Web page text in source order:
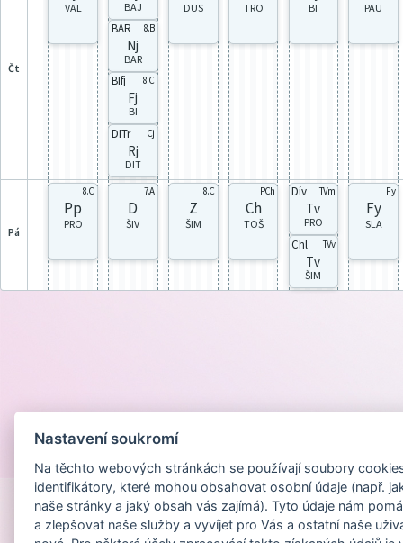
čt
VAL BAJ
BAR 8.B
Nj
BAR
BIfj 8.C
Fj
BI
DITr Cj
Rj
DIT
DUS TRO BI PAU
pá
8.C
Pp
PRO
7.A
D
ŠIV
8.C
Z
ŠIM
PCh
Ch
TOŠ
Dív TVm
Tv
PRO
Chl TVv
Tv
ŠIM
Fy
Fy
SLA
Nastavení soukromí
Na těchto webových stránkách se používají soubory
identifikátory, které mohou obsahovat osobní údaje (např.
naše stránky a jaký obsah vás zajímá). Tyto údaje nám
a zlepšovat naše služby a vyvíjet pro Vás a ostatní naše